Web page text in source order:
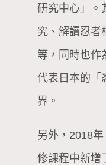
研究中心」。
究、解讀忍者
等，同時也作
代表日本的「
界。
另外，2018
修課程中新增